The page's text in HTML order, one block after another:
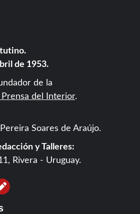
de 1953.
de la
del Interior.
Soares de Araújo.
y Talleres:
Rivera - Uruguay.
Contáctanos